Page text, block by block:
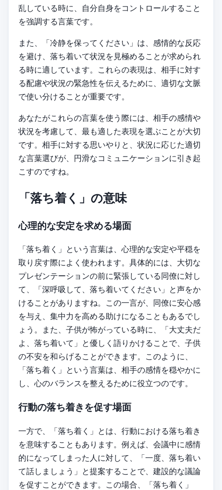
乱している時に、自分自身をコントロールすること
を強調する言葉です。
また、「冷静を保ってください」は、感情的な反応
を避け、落ち着いて状況を見極めることが求められ
る時に適しています。これらの表現は、相手に対す
る配慮や状況の緊急性を伝えるために、適切な文脈
で使い分けることが重要です。
あなたがこれらの言葉を使う際には、相手の感情や
状況を考慮して、最も適した表現を選ぶことが大切
です。相手に対する思いやりと、状況に応じた適切
な言葉選びが、円滑なコミュニケーションに引き起
こすのですね。
「落ち着く」の意味
心理的な安定を求める場面
「落ち着く」という言葉は、心理的な安定や平穏を
取り戻す際によく使われます。具体的には、大切な
プレゼンテーションの前に緊張している同僚に対し
て、「深呼吸して、落ち着いてください」と声をか
けることがありますね。この一言が、同僚に安心感
を与え、集中力を高める助けになることもあるでし
ょう。また、子供が怖がっている時に、「大丈夫だ
よ、落ち着いて」と優しく語りかけることで、子供
の不安を和らげることができます。このように、
「落ち着く」という言葉は、相手の感情を穏やかに
し、心のバランスを整えるために役立つのです。
行動の落ち着きを促す場面
一方で、「落ち着く」とは、行動における落ち着き
を意味することもあります。例えば、会議中に感情
的になってしまった人に対して、「一度、落ち着い
て話しましょう」と提案することで、建設的な議論
を促すことができます。この場合、「落ち着く」